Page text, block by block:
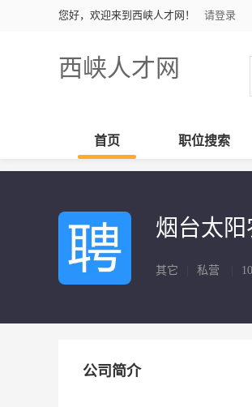
您好，欢迎来到西峡人才网！ 请登录
西峡人才网
首页 职位搜索
烟台太
其它 私营
公司简介